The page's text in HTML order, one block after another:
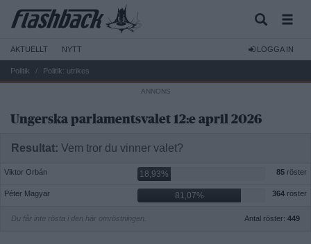
AKTUELLT NYTT LOGGA IN
Politik Politik: utrikes
Ungerska parlamentsvalet 12:e april 2026
Resultat: Vem tror du vinner valet?
Viktor Orbán 18,93% 85 röster
Péter Magyar 81,07% 364 röster
Antal röster: 449
Du får inte rösta i den här omröstningen.